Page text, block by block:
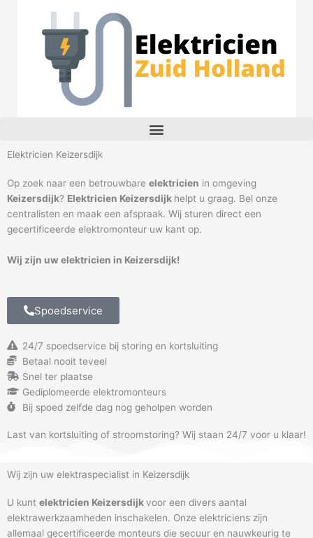
M
e
Elektricien Keizersdijk
Op zoek naar een betrouwbare elektricien in omgeving
Keizersdijk? Elektricien Keizersdijk helpt u graag. Bel onze
centralisten en maak een afspraak. Wij sturen direct een
gecertificeerde elektromonteur uw kant op.
Wij zijn uw elektricien in Keizersdijk!
Spoedservice
24/7 spoedservice bij storing en kortsluiting
Betaal nooit teveel
Snel ter plaatse
Gediplomeerde elektromonteurs
Bij spoed zelfde dag nog geholpen worden
Last van kortsluiting of stroomstoring? Wij staan 24/7 voor u klaar!
Wij zijn uw elektraspecialist in Keizersdijk
U kunt elektricien Keizersdijkvoor een divers aantal
elektrawerkzaamheden inschakelen. Onze elektriciens zijn
allemaal gecertificeerde monteurs die secuur en nauwkeurig te